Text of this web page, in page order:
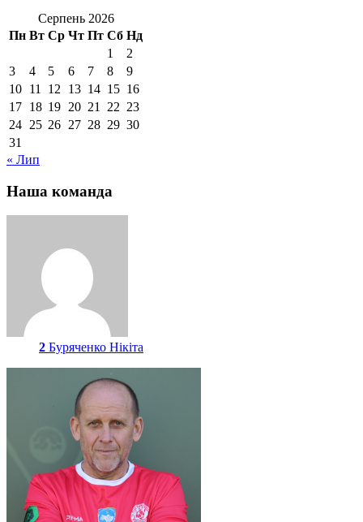
Серпень 2026
Пн Вт Ср Чт Пт Сб Нд
1
2
3
4 5 6 7 8
9
10 11 12 13 14 15 16
17 18 19 20 21 22 23
24 25 26 27 28 29 30
31
« Лип
Наша команда
2 Буряченко Нікіта